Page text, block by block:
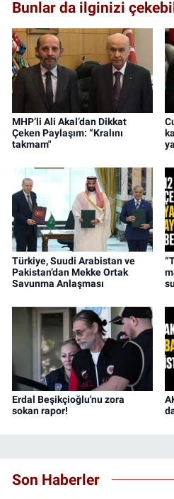
Bunlar da ilginizi
MHP’li Ali Akal’dan Dikkat
Çeken Paylaşım: “Kralını
takmam"
Türkiye, Suudi Arabistan ve
Pakistan’dan Mekke Ortak
Savunma Anlaşması
Erdal Beşikçioğlu'nu zora
sokan rapor!
Son Haberler